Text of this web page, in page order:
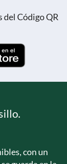
del Código QR
con un